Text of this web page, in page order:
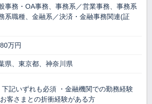
事務・OA事務、事務系／営業事務、事務系
系職種、金融系／決済・金融事務関連(証
万円
県、東京都、神奈川県
記いずれも必須 ・金融機関での勤務経験
客さまとの折衝経験がある方